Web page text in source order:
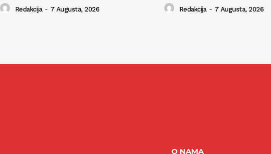
Redakcija - 7 Augusta, 2026 Redakcija - 7 Augusta, 2026
O NAMA